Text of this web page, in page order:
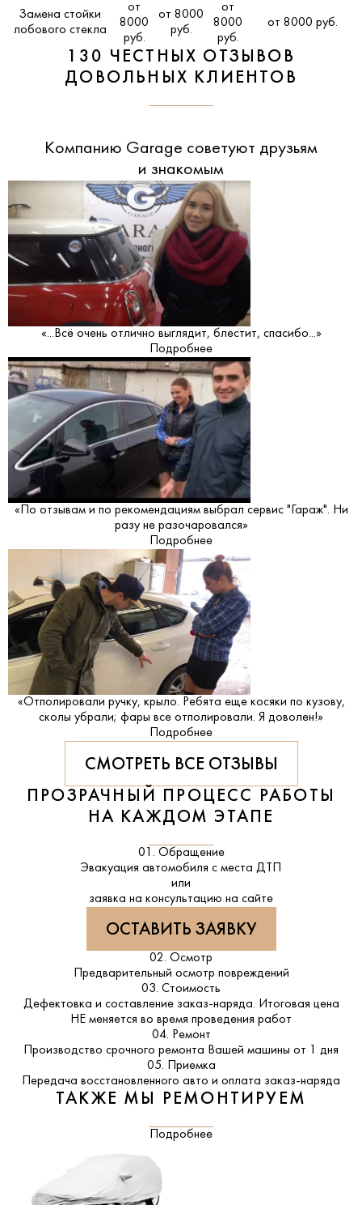
Замена стойки
лобового стекла
от
8000
руб.
от 8000
руб.
от
8000
руб.
от 8000 руб.
130 ЧЕСТНЫХ ОТЗЫВОВ
ДОВОЛЬНЫХ КЛИЕНТОВ
Компанию Garage советуют друзьям
и знакомым
«...Всё очень отлично выглядит, блестит, спасибо...»
Подробнее
«По отзывам и по рекомендациям выбрал сервис "Гараж". Ни
разу не разочаровался»
Подробнее
«Отполировали ручку, крыло. Ребята еще косяки по кузову,
сколы убрали; фары все отполировали. Я доволен!»
Подробнее
СМОТРЕТЬ ВСЕ ОТЗЫВЫ
ПРОЗРАЧНЫЙ ПРОЦЕСС РАБОТЫ
НА КАЖДОМ ЭТАПЕ
01. Обращение
Эвакуация автомобиля с места ДТП
или
заявка на консультацию на сайте
ОСТАВИТЬ ЗАЯВКУ
02. Осмотр
Предварительный осмотр повреждений
03. Стоимость
Дефектовка и составление заказ-наряда. Итоговая цена
НЕ меняется во время проведения работ
04. Ремонт
Производство срочного ремонта Вашей машины от 1 дня
05. Приемка
Передача восстановленного авто и оплата заказ-наряда
ТАКЖЕ МЫ РЕМОНТИРУЕМ
Подробнее